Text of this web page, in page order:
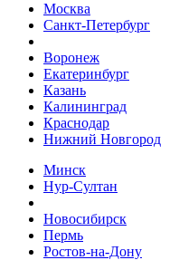
Москва
Санкт-Петербург
Воронеж
Екатеринбург
Казань
Калининград
Краснодар
Нижний Новгород
Минск
Нур-Султан
Новосибирск
Пермь
Ростов-на-Дону